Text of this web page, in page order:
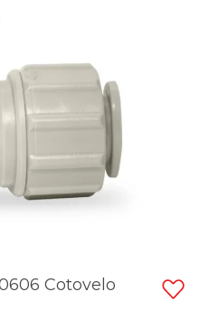
Cotovelo